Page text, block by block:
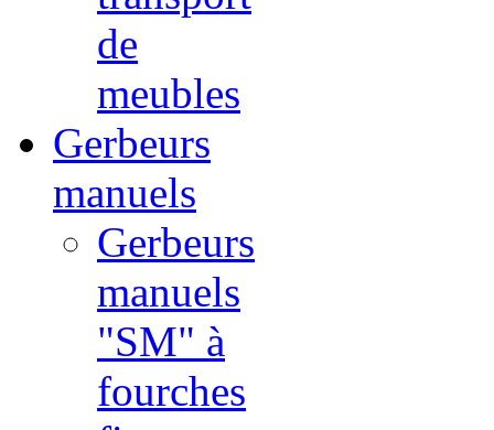
de
meubles
Gerbeurs
manuels
Gerbeurs
manuels
"SM" à
fourches